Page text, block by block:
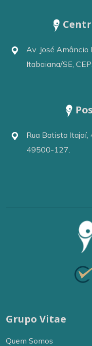
Ginecologista
Hemoterapia
Infectologista
Mastologia
Av. José
Itabaiana/SE,
Rua Batista Itajaí,
49500-127.
Grupo Vitae
Quem Somos